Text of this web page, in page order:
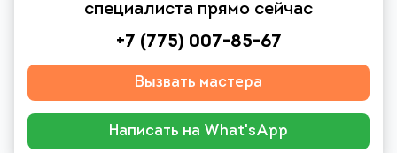
специалиста прямо сейчас
+7 (775) 007-85-67
Вызвать мастера
Написать на What'sApp